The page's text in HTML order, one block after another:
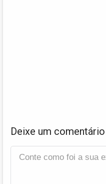
Deixe um comentário